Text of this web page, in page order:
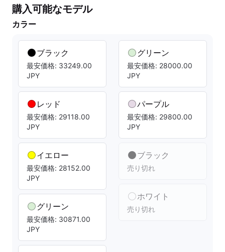
購入可能なモデル
カラー
ブラック
最安価格: 33249.00
JPY
レッド
最安価格: 29118.00
JPY
イエロー
最安価格: 28152.00
JPY
グリーン
最安価格: 30871.00
JPY
グリーン
最安価格: 28000.00
JPY
パープル
最安価格: 29800.00
JPY
ブラック
売り切れ
ホワイト
売り切れ